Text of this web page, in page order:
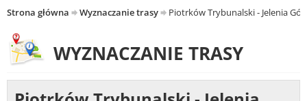
Strona główna Wyznaczanie trasy Piotrków Trybunalski - Jelenia
WYZNACZANIE TRASY